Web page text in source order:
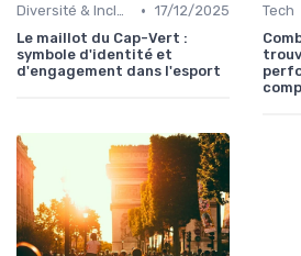
Diversité & Inclusion • 17/12/2025
Le maillot du Cap-Vert :
symbole d'identité et
d'engagement dans l'esport
Tech